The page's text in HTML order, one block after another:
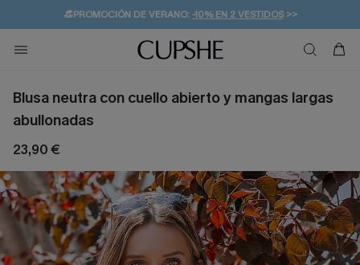
👒PROMOCIÓN DE VERANO:-10% EN 2 VESTIDOS>>
💌¡SUSCRIBIRSE & GANAR -10% EXTRA!
🚚ENVÍO GRATUITO A PARTIR DE 49 € >>
Blusa neutra con cuello abierto y mangas largas
abullonadas
23,90 €